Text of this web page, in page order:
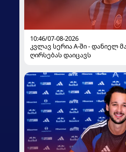
10:46/07-08-2026
კვლავ სერია A-ში - დანიელ
ღირსებას დაიცავს